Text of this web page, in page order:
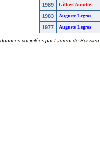
1989 Gilbert Annette
1983 Auguste Legros
1977 Auguste Legros
données compilées par Laurent de